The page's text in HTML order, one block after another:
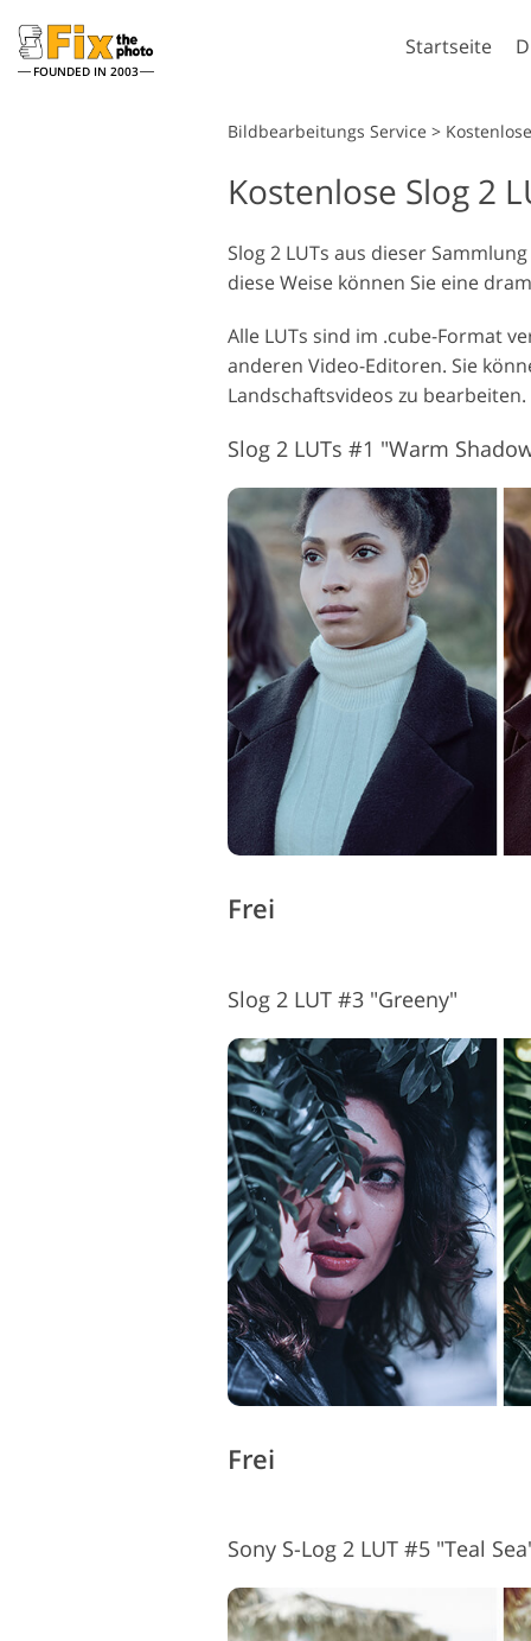
FOUNDED IN 2003
Startseite
Hochzeitsfotobearbeitung
Produkt-Fotobearbeitung
Lightroom
Lightroom Presets
Sammlungen
Günstige Presets
Bildbearbeitungs Service >
Kostenlose Slog 2
Slog 2 LUTs aus dieser
diese Weise können Sie eine
Alle LUTs sind im .cube-Format
anderen Video-Editoren. Sie
Landschaftsvideos zu bearbeiten.
Slog 2 LUTs #1 "Warm
Frei
Slog 2 LUT #3 "Greeny"
Frei
Sony S-Log 2 LUT #5 "Teal